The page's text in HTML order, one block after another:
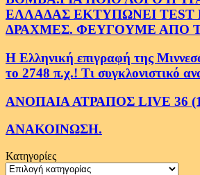
ΕΛΛΑΔΑΣ ΕΚΤΥΠΩΝΕΙ TEST
ΔΡΑΧΜΕΣ. ΦΕΥΓΟΥΜΕ ΑΠΟ
Η Ελληνική επιγραφή της
το 2748 π.χ.! Τι συγκλονιστικό
ΑΝΟΠΑΙΑ ΑΤΡΑΠΟΣ LIVE 36
ΑΝΑΚΟΙΝΩΣΗ.
Κατηγορίες
Κατηγορίες